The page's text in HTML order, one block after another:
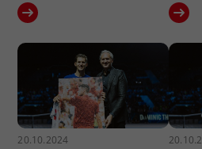
20.10.2024